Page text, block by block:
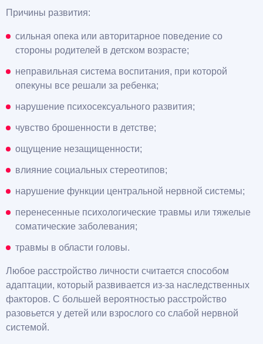
Причины развития:
сильная опека или авторитарное поведение со
стороны родителей в детском возрасте;
неправильная система воспитания, при которой
опекуны все решали за ребенка;
нарушение психосексуального развития;
чувство брошенности в детстве;
ощущение незащищенности;
влияние социальных стереотипов;
нарушение функции центральной нервной системы;
перенесенные психологические травмы или тяжелые
соматические заболевания;
травмы в области головы.
Любое расстройство личности считается способом
адаптации, который развивается из-за наследственных
факторов. С большей вероятностью расстройство
разовьется у детей или взрослого со слабой нервной
системой.